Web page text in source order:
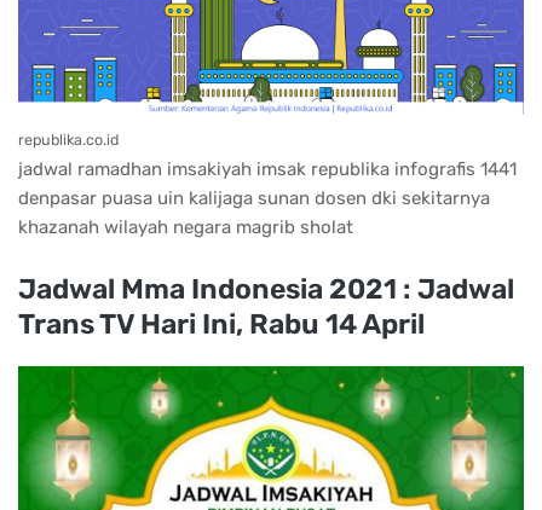
republika.co.id
jadwal ramadhan imsakiyah imsak republika infografis 1441
denpasar puasa uin kalijaga sunan dosen dki sekitarnya
khazanah wilayah negara magrib sholat
Jadwal Mma Indonesia 2021 : Jadwal
Trans TV Hari Ini, Rabu 14 April